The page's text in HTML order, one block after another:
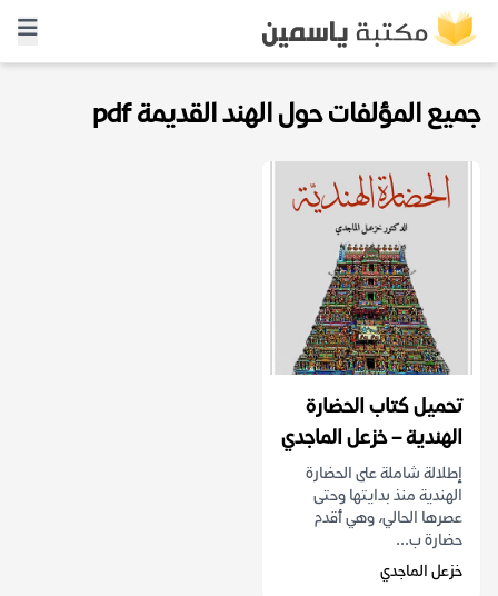
جميع المؤلفات حول الهند القديمة pdf
تحميل كتاب الحضارة
الهندية – خزعل الماجدي
إطلالة شاملة على الحضارة
الهندية منذ بدايتها وحتى
عصرها الحالي، وهي أقدم
حضارة ب...
خزعل الماجدي